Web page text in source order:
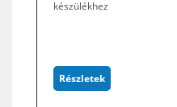
készülékhez
Részletek